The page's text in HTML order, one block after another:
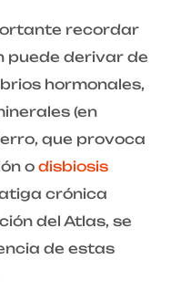
recordar
puede derivar de
hormonales,
(en
que provoca
o disbiosis
crónica
del Atlas, se
de estas